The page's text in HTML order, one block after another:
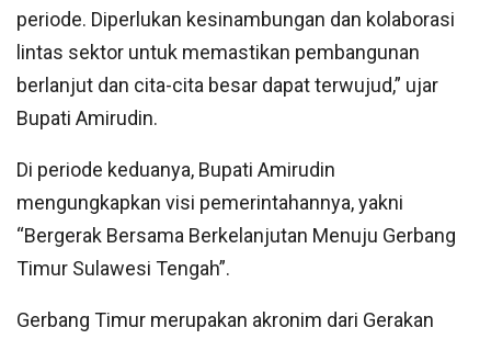
periode. Diperlukan kesinambungan dan kolaborasi
lintas sektor untuk memastikan pembangunan
berlanjut dan cita-cita besar dapat terwujud,” ujar
Bupati Amirudin.
Di periode keduanya, Bupati Amirudin
mengungkapkan visi pemerintahannya, yakni
“Bergerak Bersama Berkelanjutan Menuju Gerbang
Timur Sulawesi Tengah”.
Gerbang Timur merupakan akronim dari Gerakan